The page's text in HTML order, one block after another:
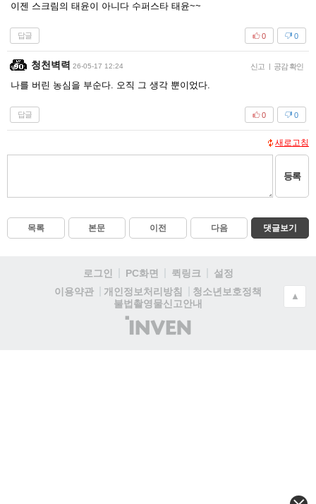
이젠 스크림의 태윤이 아니다 수퍼스타 태윤~~
답글 0
0
청천벽력 26-05-17 12:24 신고 | 공감 확인
나를 버린 농심을 부순다. 오직 그 생각 뿐이었다.
답글 0
0
새로고침
등록
목록 본문 이전 다음 댓글보기
로그인 PC화면 퀵링크
설정
이용약관
개인정보처리방침
청소년보호정책
불법촬영물신고안내
(주)
인
▲